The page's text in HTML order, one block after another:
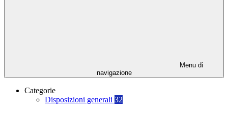
Menu di
navigazione
Categorie
Disposizioni generali 32